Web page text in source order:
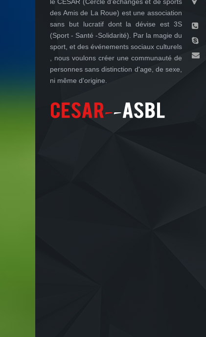
des Amis de La Roue) est une association
sans but lucratif dont la dévise est 3S
(Sport - Santé -Solidarité). Par la magie du
sport, et des événements sociaux culturels
, nous voulons créer une communauté de
personnes sans distinction d'age, de sexe,
ni même d'origine.